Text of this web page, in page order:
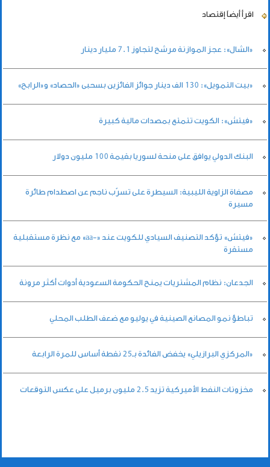
اقرأ أيضاً إقتصاد
«الشال»: عجز الموازنة مرشح لتجاوز 7.1 مليار دينار
«بيت التمويل»: 130 الف دينار جوائز الفائزين بسحبى «الحصاد» و«الرابح»
«فيتش»: الكويت تتمتع بمصدات مالية كبيرة
البنك الدولي يوافق على منحة لسوريا بقيمة 100 مليون دولار
مصفاة الزاوية الليبية: السيطرة على تسرّب ناجم عن اصطدام طائرة
مسيرة
«فيتش» تؤكد التصنيف السيادي للكويت عند «-aa» مع نظرة مستقبلية
مستقرة
الجدعان: نظام المشتريات يمنح الحكومة السعودية أدوات أكثر مرونة
تباطؤ نمو المصانع الصينية في يوليو مع ضعف الطلب المحلي
«المركزي البرازيلي» يخفض الفائدة بـ25 نقطة أساس للمرة الرابعة
مخزونات النفط الأميركية تزيد 2.5 مليون برميل على عكس التوقعات